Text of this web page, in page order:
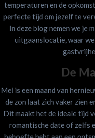
temperaturen en de
perfecte tijd om jezelf te
In deze blog nemen we je
uitgaanslocatie, waar
De
Mei is een maand van
de zon laat zich vaker zien
Dit maakt het de ideale tijd
romantische date of zelfs